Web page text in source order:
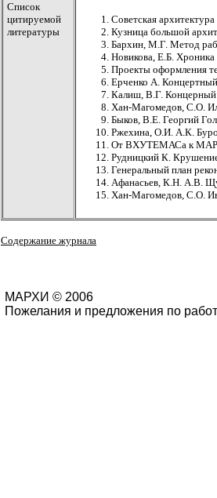
Список
цитируемой
литературы
Советская
Кузница большой
Бархин, М.Г. Метод
Новикова, Е.Б.
Проекты оформления
Ерченко А.
Калиш, В.Г. Концерный
Хан-Магомедов, С.О.
Быков, В.Е. Георгий
Ржехина, О.И. А.К.
От ВХУТЕМАСа к
Рудницкий К.
Генеральный план
Афанасьев, К.Н. А.В.
Хан-Магомедов, С.О.
Содержание журнала
МАРХИ © 2006
Пожелания и предложения по